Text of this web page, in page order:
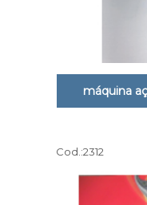
máquina
Cod.:2312